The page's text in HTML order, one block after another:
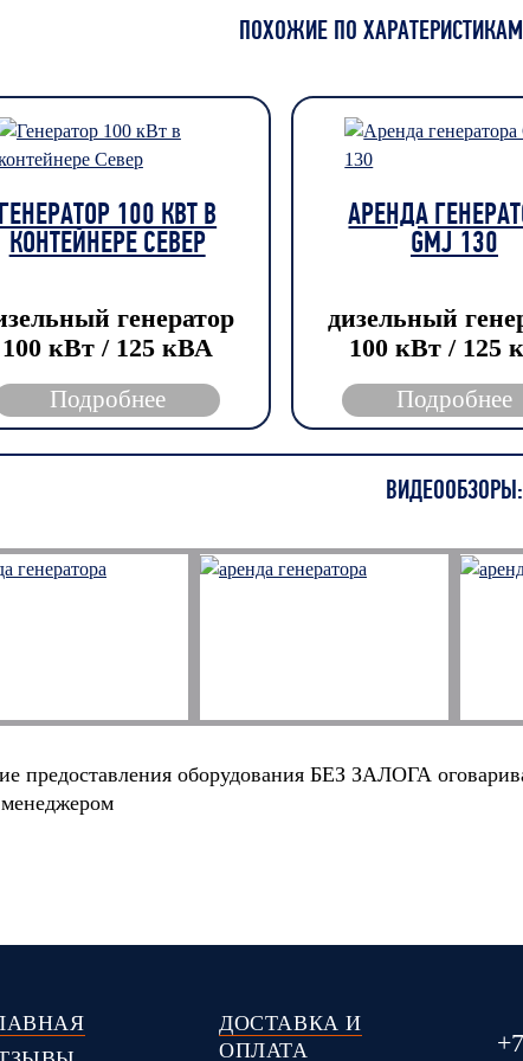
ПОХОЖИЕ ПО
100 КВТ В
КОНТЕЙНЕРЕ СЕВЕР
генератор
100 кВт / 125 кВА
Подробнее
АРЕНДА
GMJ 130
дизельный
100 кВт / 125
Подробнее
ВИДЕООБЗОРЫ:
предоставления оборудования БЕЗ ЗАЛОГА
ДОСТАВКА И
ОПЛАТА